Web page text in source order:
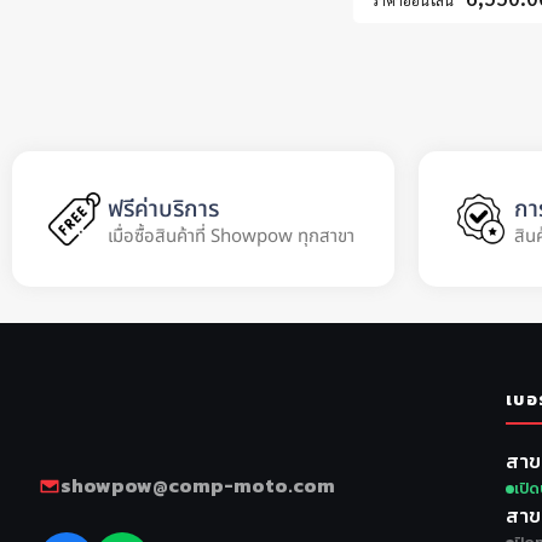
ฟรีค่าบริการ
เมื่อซื้อสินค้าที่ Showpow ทุกสาขา
ก
สิน
showpow@comp-moto.com
เบ
สา
เปิ
สา